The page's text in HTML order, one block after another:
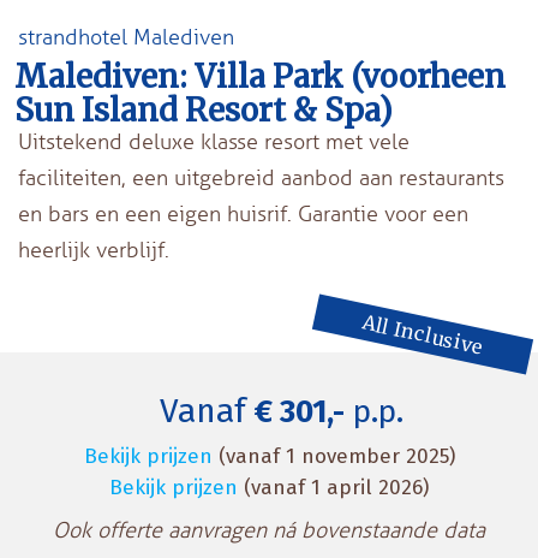
strandhotel Malediven
Malediven: Villa Park (voorheen
Sun Island Resort & Spa)
Uitstekend deluxe klasse resort met vele
faciliteiten, een uitgebreid aanbod aan restaurants
en bars en een eigen huisrif. Garantie voor een
heerlijk verblijf.
All Inclusive
Vanaf€ 301,- p.p.
Bekijk prijzen (vanaf 1 november 2025)
Bekijk prijzen (vanaf 1 april 2026)
Ook offerte aanvragen ná bovenstaande data